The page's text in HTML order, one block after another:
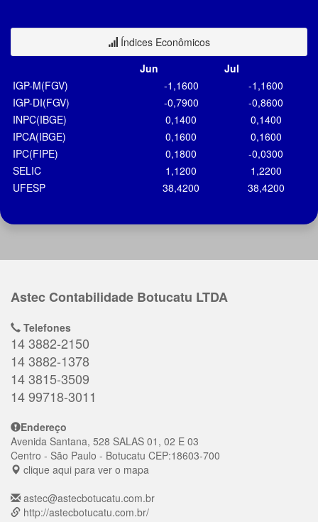
Índices Econômicos
Jun
Jul
IGP-M(FGV)
-1,1600
-1,1600
IGP-DI(FGV)
-0,7900
-0,8600
INPC(IBGE)
0,1400
0,1400
IPCA(IBGE)
0,1600
0,1600
IPC(FIPE)
0,1800
-0,0300
SELIC
1,1200
1,2200
UFESP
38,4200 38,4200
Astec Contabilidade Botucatu LTDA
Telefones
14 3882-2150
14 3882-1378
14 3815-3509
14 99718-3011
Endereço
Avenida Santana, 528 SALAS 01, 02 E 03
Centro - São Paulo - Botucatu CEP:18603-700
clique aqui para ver o mapa
astec@astecbotucatu.com.br
http://astecbotucatu.com.br/